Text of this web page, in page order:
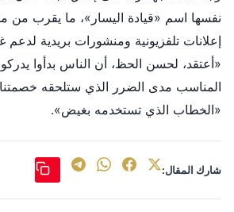
نفسها اسم «قيادة اليسار»، ما يقرب من
إعلانات تلفزيونية ومنشورات بريدية لدعم
«أعتقد، لحسن الحظ، أن الناس بدأوا
المناسب مدى الضرر الذي ستلحقه خصمتنا
«الخطاب الذي تستخدمه بغيض».
شارك المقال: